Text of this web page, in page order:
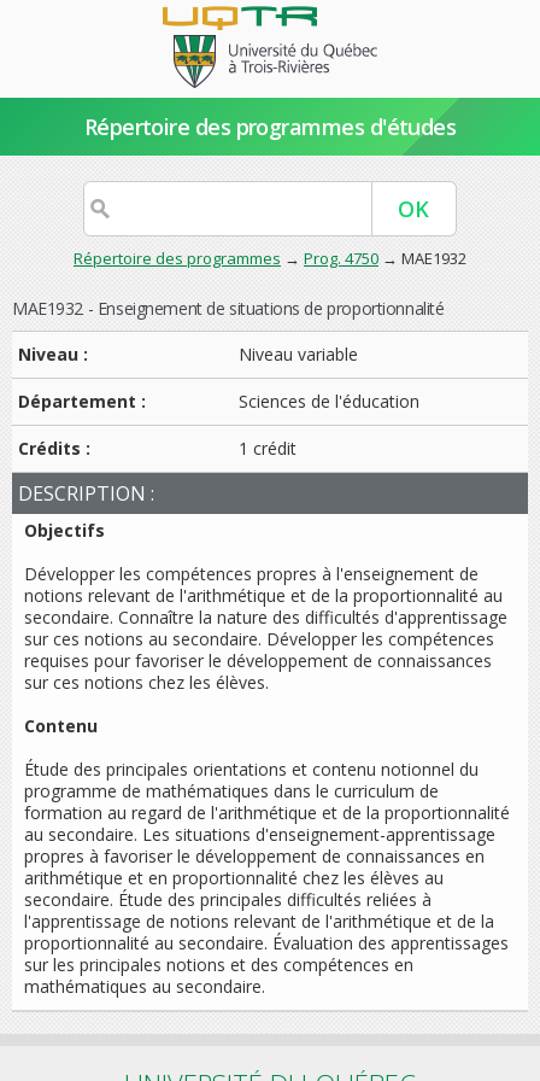
Répertoire des programmes d'études
Répertoire des programmes → Prog. 4750 → MAE1932
MAE1932 - Enseignement de situations de proportionnalité
Niveau :
Niveau variable
Département : Sciences de l'éducation
Crédits : 1 crédit
DESCRIPTION :
Objectifs
Développer les compétences propres à l'enseignement de
notions relevant de l'arithmétique et de la proportionnalité au
secondaire. Connaître la nature des difficultés d'apprentissage
sur ces notions au secondaire. Développer les compétences
requises pour favoriser le développement de connaissances
sur ces notions chez les élèves.
Contenu
Étude des principales orientations et contenu notionnel du
programme de mathématiques dans le curriculum de
formation au regard de l'arithmétique et de la proportionnalité
au secondaire. Les situations d'enseignement-apprentissage
propres à favoriser le développement de connaissances en
arithmétique et en proportionnalité chez les élèves au
secondaire. Étude des principales difficultés reliées à
l'apprentissage de notions relevant de l'arithmétique et de la
proportionnalité au secondaire. Évaluation des apprentissages
sur les principales notions et des compétences en
mathématiques au secondaire.